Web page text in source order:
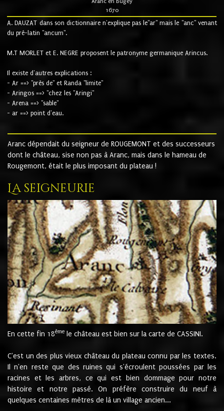
1670
A. DAUZAT dans son dictionnaire n'explique pas le"ar" mais le "anc" venant
du pré-latin "ancum".
M.T MORLET et E. NEGRE proposent le patronyme germanique Arincus.
Il existe d'autres explications :
- Ar ==> "près de" et Randa "limite"
- Aringos ==> "chez les "Aringi"
- Arena ==> "sable"
- ar ==> point d'eau.
Aranc dépendait du seigneur de ROUGEMONT et des successeurs
dont le château, sise non pas à Aranc, mais dans le hameau de
Rougemont, était le plus imposant du plateau !
La seigneurie
En cette fin 18ème le château est bien sur la carte de CASSINI.
C'est un des plus vieux château du plateau connu par les textes.
Il n'en reste que des ruines qui s'écroulent poussées par les
racines et les arbres, ce qui est bien dommage pour notre
histoire et notre passé. On préfère construire du neuf à
quelques centaines mètres de là un village ancien...